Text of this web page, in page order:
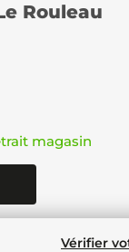
Rouleau
magasin
Vérifier